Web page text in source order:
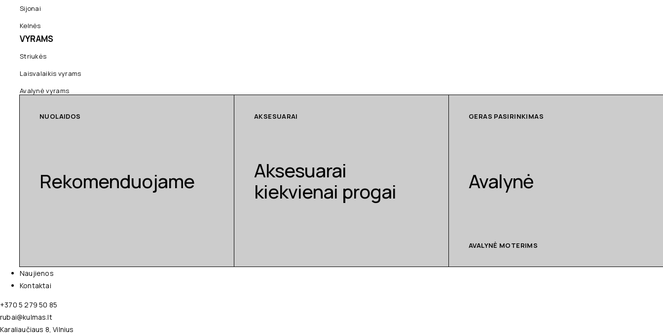
Sijonai
Kelnės
VYRAMS
Striukės
Laisvalaikis vyrams
Avalynė vyrams
NUOLAIDOS
Rekomenduojame
AKSESUARAI
Aksesuarai
kiekvienai progai
GERAS PASIRINKIMAS
Avalynė
AVALYNĖ MOTERIMS
Naujienos
Kontaktai
+370 5 279 50 85
rubai@kulmas.lt
Karaliaučiaus 8, Vilnius